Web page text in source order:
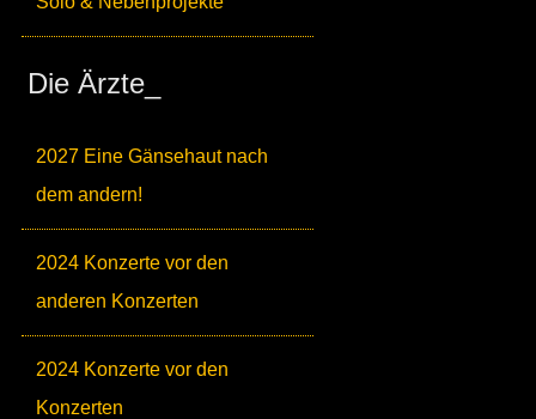
Die Ärzte_
2027 Eine Gänsehaut nach
dem andern!
2024 Konzerte vor den
anderen Konzerten
2024 Konzerte vor den
Konzerten